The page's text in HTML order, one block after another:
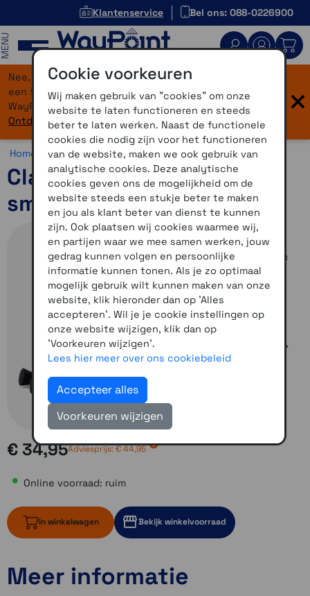
Klantenservice Bel ons: 088-0226900
Nee, je bent niet verdwaald! Onze website heeft
een flinke upgrade gekregen. Dezelfde vertrouwde
WayPoint-service, maar dan in een modern jasje.
Ontdek hier wat er allemaal nieuw is.
×
Home >Motor >Smartphone > Overig
Claw universele
smartphone motorhouder
€ 34,95Adviesprijs:€ 44,95
Online voorraad: ruim
In winkelwagen Bekijk winkelvoorraad
ruim op voorraad
2 op voorraad
Meer informatie
Cookie voorkeuren
Wij maken gebruik van "cookies" om onze
website te laten functioneren en steeds
beter te laten werken. Naast de functionele
cookies die nodig zijn voor het functioneren
van de website, maken we ook gebruik van
analytische cookies. Deze analytische
cookies geven ons de mogelijkheid om de
website steeds een stukje beter te maken
en jou als klant beter van dienst te kunnen
zijn. Ook plaatsen wij cookies waarmee wij,
en partijen waar we mee samen werken, jouw
gedrag kunnen volgen en persoonlijke
informatie kunnen tonen. Als je zo optimaal
mogelijk gebruik wilt kunnen maken van onze
website, klik hieronder dan op 'Alles
accepteren'. Wil je je cookie instellingen op
onze website wijzigen, klik dan op
'Voorkeuren wijzigen'.
Lees hier meer over ons cookiebeleid
Accepteer alles
Voorkeuren wijzigen